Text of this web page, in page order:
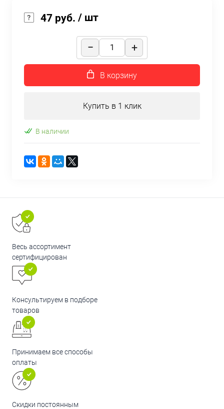
47 руб. / шт
В корзину
Купить в 1 клик
В наличии
Весь ассортимент
сертифицирован
Консультируем в подборе
товаров
Принимаем все способы
оплаты
Скидки постоянным